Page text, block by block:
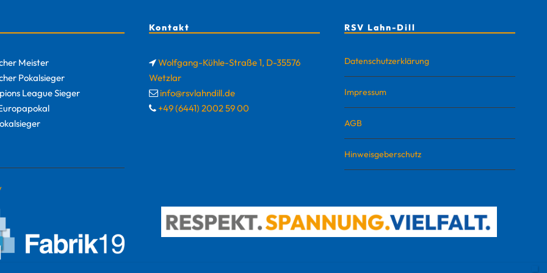
Meister
Pokalsieger
League Sieger
Kontakt
Wolfgang-Kühle-Straße 1, D-35576
Wetzlar
info@rsvlahndill.de
+49 (6441) 2002 59 00
RSV Lahn-Dill
Datenschutzerklärung
Impressum
AGB
Hinweisgeberschutz